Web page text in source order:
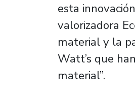
esta
valorizadora
material y la
Watt’s que
material”.